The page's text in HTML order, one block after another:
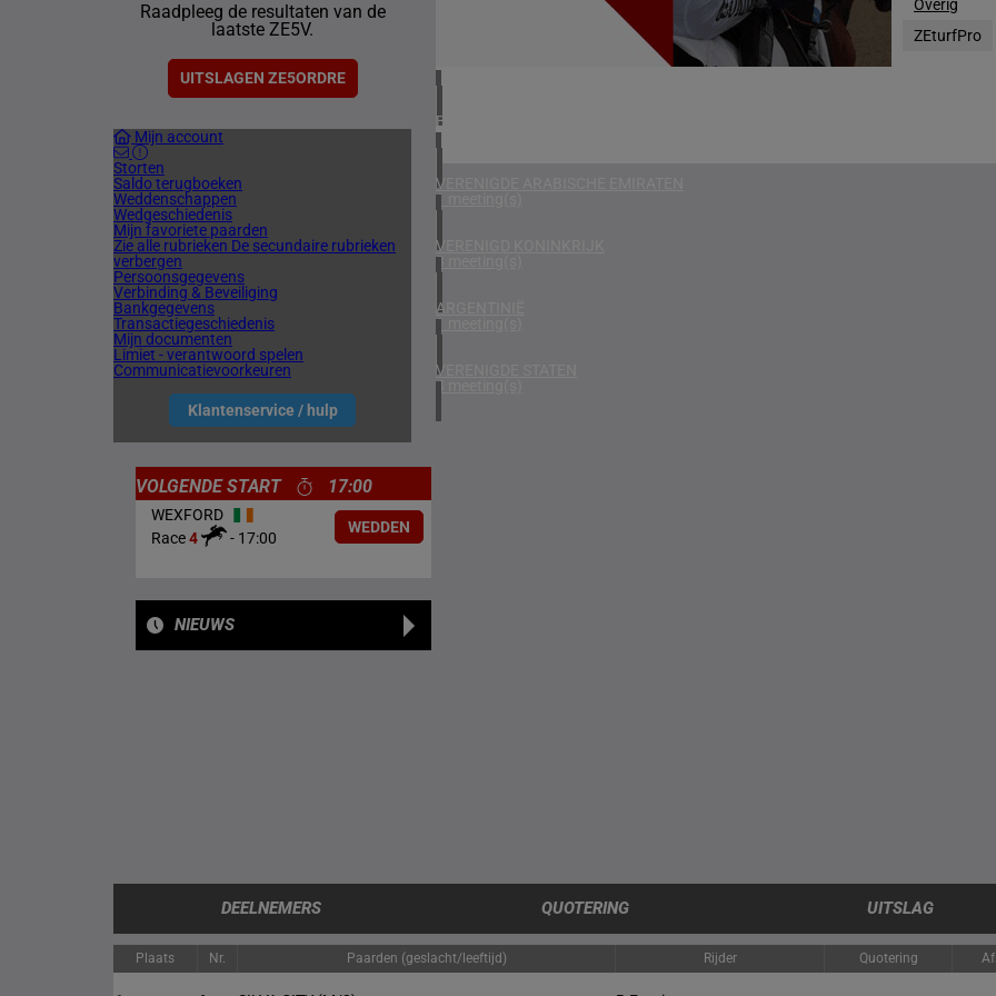
Raadpleeg de resultaten van de
laatste ZE5V.
UITSLAGEN ZE5ORDRE
Mijn account
Storten
Saldo terugboeken
Weddenschappen
Wedgeschiedenis
Mijn favoriete paarden
Zie alle rubrieken De secundaire rubrieken
verbergen
Persoonsgegevens
Verbinding & Beveiliging
Bankgegevens
Transactiegeschiedenis
Mijn documenten
Limiet - verantwoord spelen
Communicatievoorkeuren
Klantenservice / hulp
1 meeting(s)
BAHREIN
1 meeting(s)
VERENIGDE ARABISCHE EMIRATEN
1 meeting(s)
VERENIGD KONINKRIJK
3 meeting(s)
ARGENTINIË
1 meeting(s)
VERENIGDE STATEN
4 meeting(s)
Overig
ZEturfPro
VOLGENDE START 17:00
WEXFORD
Race4 - 17:00
WEDDEN
NIEUWS
DEELNEMERS QUOTERING UITSLAG
Plaats Nr. Paarden (geslacht/leeftijd) Rijder Quotering